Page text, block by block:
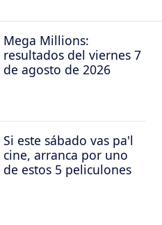
Mega Millions:
resultados del viernes 7
de agosto de 2026
Si este sábado vas pa'l
cine, arranca por uno
de estos 5 peliculones